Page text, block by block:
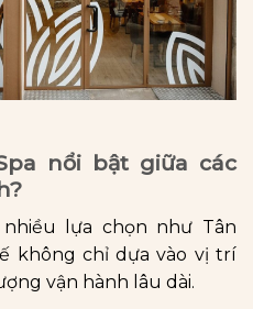
nổi bật giữa các
lựa chọn như Tân
không chỉ dựa vào vị trí
vận hành lâu dài.